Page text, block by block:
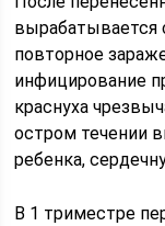
вырабатывается
повторное
инфицирование
краснуха
остром течении
ребенка,
В 1 триместре